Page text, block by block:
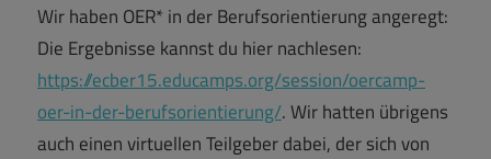
Wir haben OER* in der Berufsorientierung angeregt:
Die Ergebnisse kannst du hier nachlesen:
https://ecber15.educamps.org/session/oercamp-
oer-in-der-berufsorientierung/. Wir hatten übrigens
auch einen virtuellen Teilgeber dabei, der sich von